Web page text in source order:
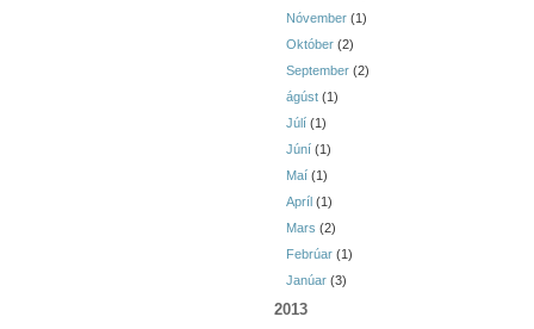
Nóvember (1)
Október (2)
September (2)
ágúst (1)
Júlí (1)
Júní (1)
Maí (1)
Apríl (1)
Mars (2)
Febrúar (1)
Janúar (3)
2013